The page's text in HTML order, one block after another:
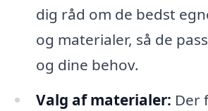
dig råd om de bedst
og materialer, så de
og dine behov.
Valg af materialer: Der